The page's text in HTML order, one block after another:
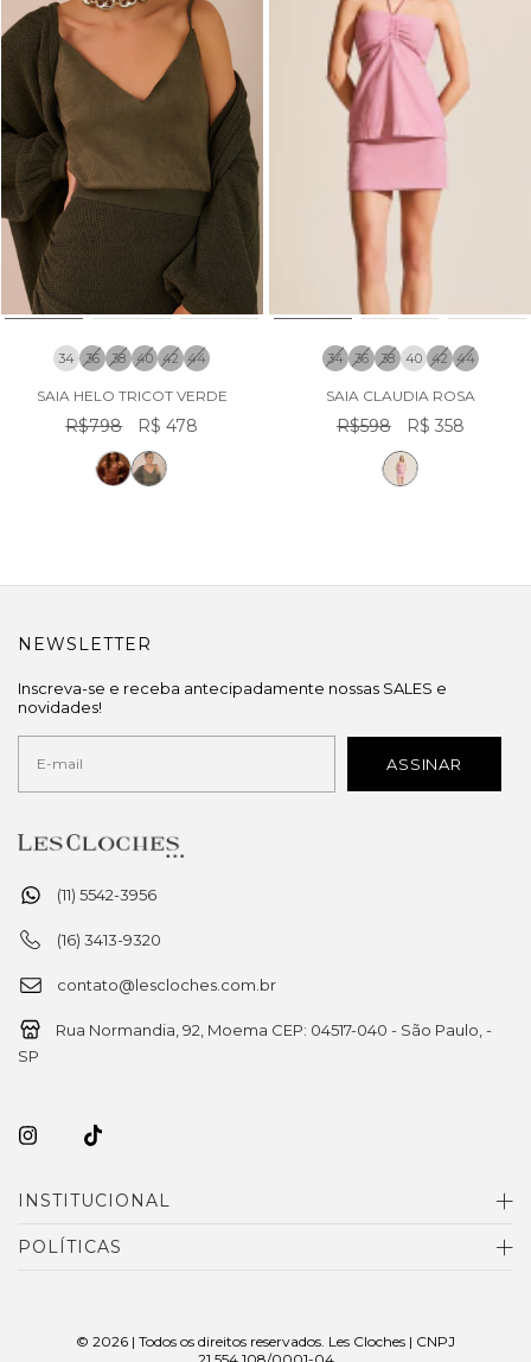
34 36 38 40 42 44
SAIA HELO TRICOT VERDE
R$798 R$ 478
34 36 38 40 42 44
SAIA CLAUDIA ROSA
R$598 R$ 358
(11) 5542-3956
(16) 3413-9320
contato@lescloches.com.br
Rua Normandia, 92, Moema CEP: 04517-040 - São Paulo, -
SP
INSTITUCIONAL
POLÍTICAS
NEWSLETTER
Inscreva-se e receba antecipadamente nossas SALES e
novidades!
© 2026 | Todos os direitos reservados. Les Cloches | CNPJ